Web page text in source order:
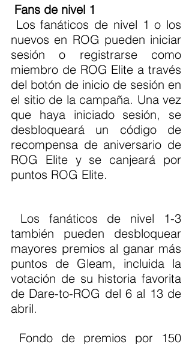
Fans de nivel 1
nuevos en ROG pueden iniciar
sesión o registrarse como
miembro de ROG Elite a través
del botón de inicio de sesión en
el sitio de la campaña. Una vez
que haya iniciado sesión, se
desbloqueará un código de
recompensa de aniversario de
ROG Elite y se canjeará por
puntos ROG Elite.
también pueden desbloquear
mayores premios al ganar más
puntos de Gleam, incluida la
votación de su historia favorita
de Dare-to-ROG del 6 al 13 de
abril.